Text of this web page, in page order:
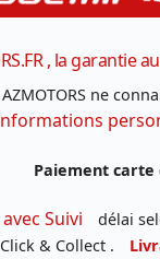
, la garantie
AZMOTORS ne
Paiement carte
Suivi
délai
& Collect .